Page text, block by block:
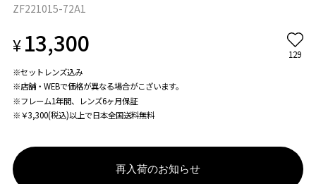
ZF221015-72A1
¥13,300 129
※セットレンズ込み
※店舗・WEBで価格が異なる場合がこざいます。
※フレーム1年間、レンズ6ヶ月保証
※￥3,300(税込)以上で日本全国送料無料
再入荷のお知らせ